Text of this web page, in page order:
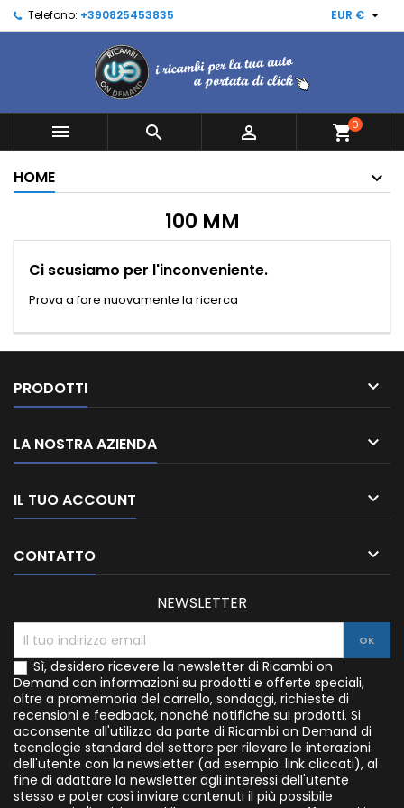
Telefono: +390825453835 EUR € 
   shopping_cart0
HOME
100 MM
Ci scusiamo per l'inconveniente.
Prova a fare nuovamente la ricerca
PRODOTTI 
LA NOSTRA AZIENDA 
IL TUO ACCOUNT 
CONTATTO 
NEWSLETTER
Sì, desidero ricevere la newsletter di Ricambi on
Demand con informazioni su prodotti e offerte speciali,
oltre a promemoria del carrello, sondaggi, richieste di
recensioni e feedback, nonché notifiche sui prodotti. Si
acconsente all'utilizzo da parte di Ricambi on Demand di
tecnologie standard del settore per rilevare le interazioni
dell'utente con la newsletter (ad esempio: link cliccati), al
fine di adattare la newsletter agli interessi dell'utente
stesso e poter così inviare contenuti il più possibile